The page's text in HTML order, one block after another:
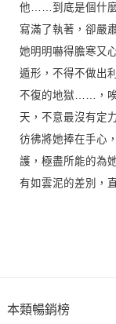
他……到底是個什麼
寫滿了執著，卻嚴
她明明嚇得膽寒又
遁形，不得不做出
不復的地獄……，唉
天，不意最沒有定
彷彿將她捧在手心
護，極盡所能的為
有如雲泥的差別，
本類暢銷榜